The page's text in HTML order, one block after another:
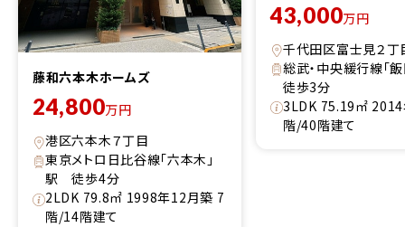
藤和六本木ホームズ
24,800万円
港区六本木７丁目
東京メトロ日比谷線「六本木」
駅 徒歩4分
2LDK 79.8㎡ 1998年12月築 7
階/14階建て
43,000万円
千代田区富士見２丁
総武・中央緩行線「
徒歩3分
3LDK 75.19㎡
階/40階建て